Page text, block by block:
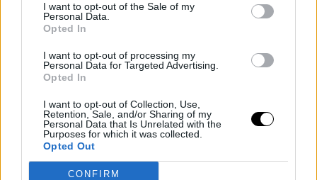
I want to opt-out of the Sale of my
Personal Data.
Opted In
I want to opt-out of processing my
Personal Data for Targeted Advertising.
Opted In
I want to opt-out of Collection, Use,
Retention, Sale, and/or Sharing of my
Personal Data that Is Unrelated with the
Purposes for which it was collected.
Opted Out
CONFIRM